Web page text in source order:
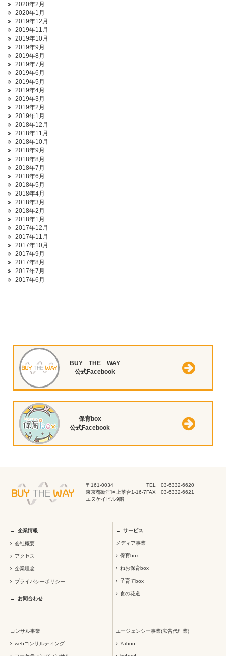
2020年2月
2020年1月
2019年12月
2019年11月
2019年10月
2019年9月
2019年8月
2019年7月
2019年6月
2019年5月
2019年4月
2019年3月
2019年2月
2019年1月
2018年12月
2018年11月
2018年10月
2018年9月
2018年8月
2018年7月
2018年6月
2018年5月
2018年4月
2018年3月
2018年2月
2018年1月
2017年12月
2017年11月
2017年10月
2017年9月
2017年8月
2017年7月
2017年6月
BUY THE WAY
公式Facebook
保育box
公式Facebook
〒161-0034
東京都新宿区上落合1-16-7
エヌケイビル9階
TEL 03-6332-6620
FAX 03-6332-6621
企業情報
会社概要
アクセス
企業理念
プライバシーポリシー
お問合わせ
サービス
メディア事業
保育box
ねお保育box
子育てbox
食の花道
コンサル事業
webコンサルティング
エージェンシー事業(広告代理業)
Yahoo